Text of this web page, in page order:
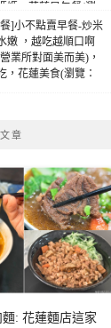
媽，花蓮早午餐(瀏
]小不點賣早餐-炒米
嫩 ，越吃越順口啊
業所對面美而美)，
，花蓮美食(瀏覽：
章
: 花蓮麵店這家